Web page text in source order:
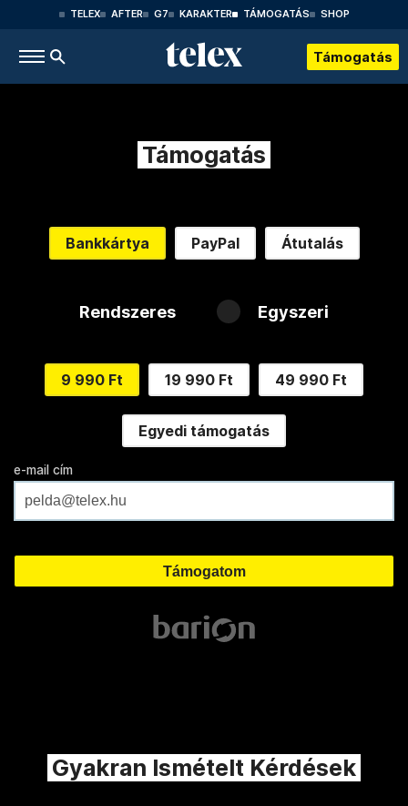
TELEX AFTER G7 KARAKTER TÁMOGATÁS SHOP
Támogatás
Támogatás
Bankkártya PayPal Átutalás
Rendszeres Egyszeri
9 990 Ft 19 990 Ft 49 990 Ft
Egyedi támogatás
e-mail cím
Gyakran Ismételt Kérdések